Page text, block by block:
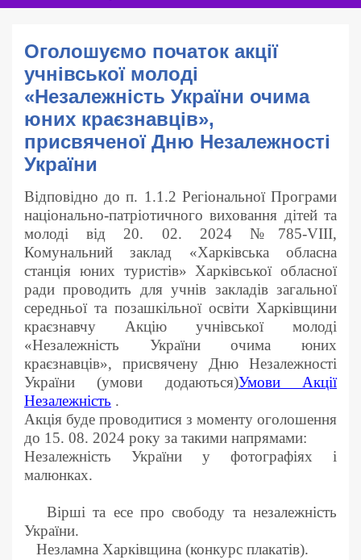
Оголошуємо початок акції
учнівської молоді
«Незалежність України очима
юних краєзнавців»,
присвяченої Дню Незалежності
України
Відповідно до п. 1.1.2 Регіональної Програми
національно-патріотичного виховання дітей та
молоді від 20. 02. 2024 №785-VІІІ,
Комунальний заклад «Харківська обласна
станція юних туристів» Харківської обласної
ради проводить для учнів закладів загальної
середньої та позашкільної освіти Харківщини
краєзнавчу Акцію учнівської молоді
«Незалежність України очима юних
краєзнавців», присвячену Дню Незалежності
України (умови додаються)Умови Акції
Незалежність .
Акція буде проводитися з моменту оголошення
до 15. 08. 2024 року за такими напрямами:
Незалежність України у фотографіях і
малюнках.
Вірші та есе про свободу та незалежність
України.
Незламна Харківщина (конкурс плакатів).